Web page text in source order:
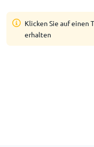
Klicken Sie auf einen
erhalten